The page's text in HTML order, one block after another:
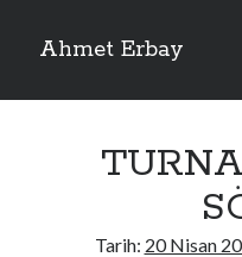
Ahmet Erbay
Yan
ELİF BENİ BIRAKMA
YALAN DEMEM HARAM
Tarih: 20 Nisan